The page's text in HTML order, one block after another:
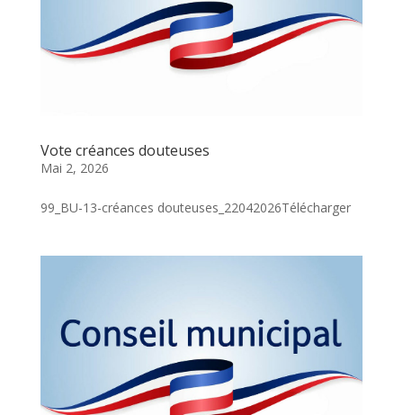
Vote créances douteuses
Mai 2, 2026
99_BU-13-créances douteuses_22042026Télécharger